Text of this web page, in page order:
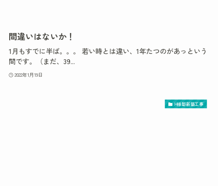
間違いはないか！
1月もすでに半ば。。。 若い時とは違い、1年たつのがあっという
間です。（まだ、39...
2022年1月19日
H様邸新築工事